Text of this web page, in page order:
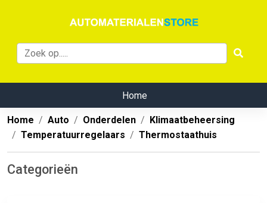
Home
Home Auto Onderdelen
Klimaatbeheersing
Temperatuurregelaars
Thermostaathuis
Categorieën